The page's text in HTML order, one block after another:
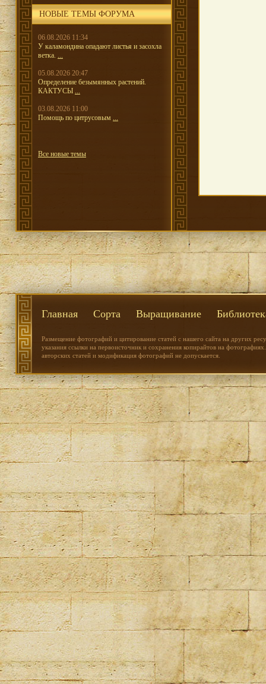
НОВЫЕ ТЕМЫ ФОРУМА
06.08.2026 11:34
У каламондина опадают листья и засохла
ветка. ...
05.08.2026 20:47
Определение безымянных растений.
КАКТУСЫ ...
03.08.2026 11:00
Помощь по цитрусовым ...
Все новые темы
Главная Сорта Выращивание
Размещение фотографий и цитирование статей с нашего сайта на других
указания ссылки на первоисточник и сохранения копирайтов на
авторских статей и модификация фотографий не допускается.